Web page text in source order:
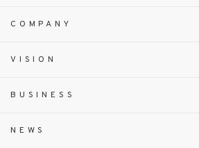
COMPANY
VISION
BUSINESS
NEWS